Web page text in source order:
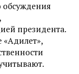
обсуждения
президента.
«Адилет»,